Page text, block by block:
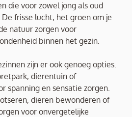
die voor zowel jong als oud
frisse lucht, het groen om je
natuur zorgen voor
binnen het gezin.
zijn er ook genoeg opties.
dierentuin of
spanning en sensatie zorgen.
dieren bewonderen of
voor onvergetelijke